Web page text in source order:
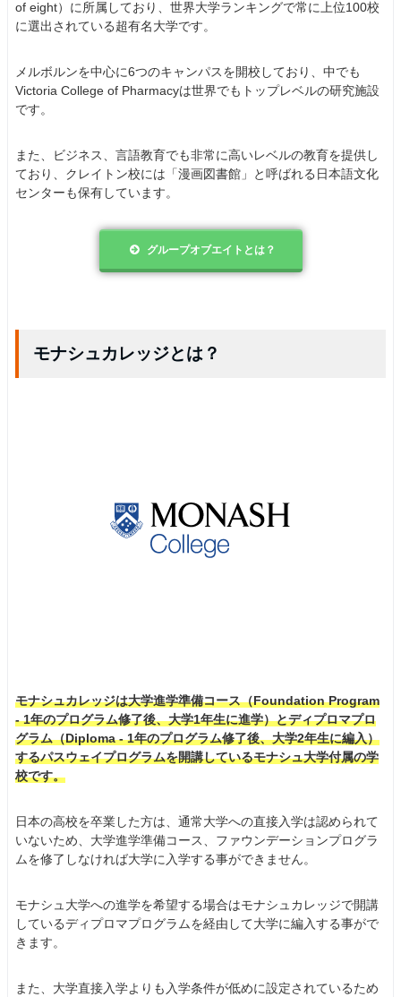
of eight）に所属しており、世界大学ランキングで常に上位100校
に選出されている超有名大学です。
メルボルンを中心に6つのキャンパスを開校しており、中でも
Victoria College of Pharmacyは世界でもトップレベルの研究施設
です。
また、ビジネス、言語教育でも非常に高いレベルの教育を提供し
ており、クレイトン校には「漫画図書館」と呼ばれる日本語文化
センターも保有しています。
グループオブエイトとは？
モナシュカレッジとは？
モナシュカレッジは大学進学準備コース（Foundation Program
- 1年のプログラム修了後、大学1年生に進学）とディプロマプロ
グラム（Diploma - 1年のプログラム修了後、大学2年生に編入）
するパスウェイプログラムを開講しているモナシュ大学付属の学
校です。
日本の高校を卒業した方は、通常大学への直接入学は認められて
いないため、大学進学準備コース、ファウンデーションプログラ
ムを修了しなければ大学に入学する事ができません。
モナシュ大学への進学を希望する場合はモナシュカレッジで開講
しているディプロマプログラムを経由して大学に編入する事がで
きます。
また、大学直接入学よりも入学条件が低めに設定されているため